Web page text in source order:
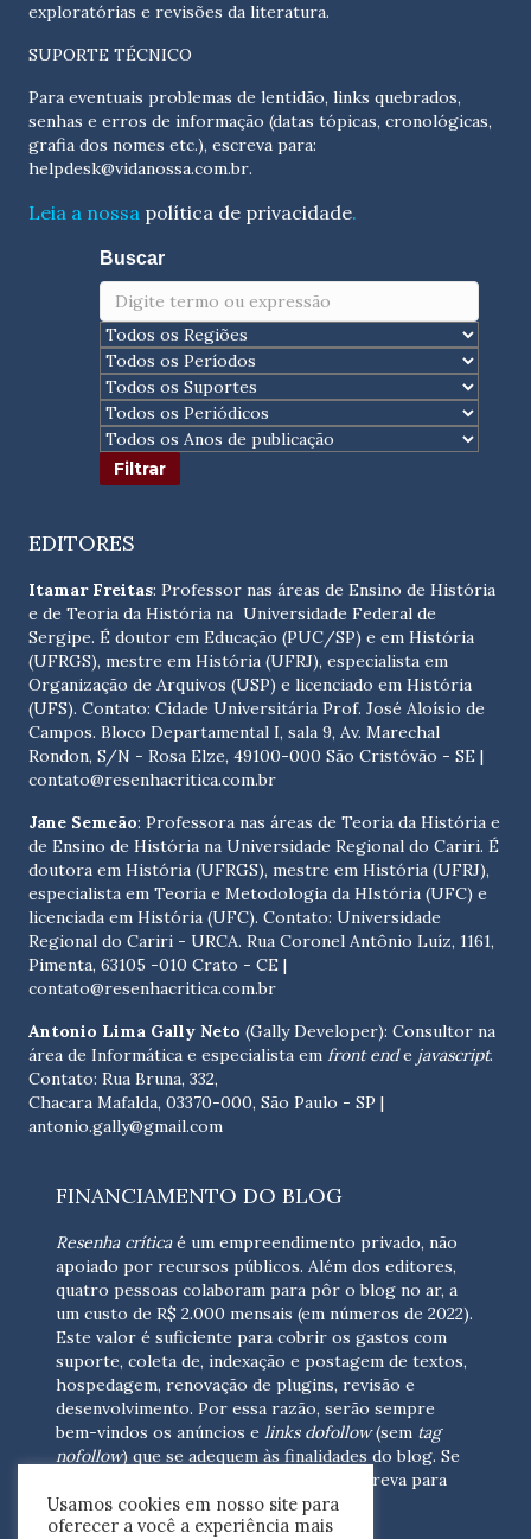
exploratórias e revisões da literatura.
SUPORTE TÉCNICO
Para eventuais problemas de lentidão, links quebrados,
senhas e erros de informação (datas tópicas, cronológicas,
helpdesk@vidanossa.com.br.
Leia a nossa política de privacidade.
Buscar
EDITORES
Itamar Freitas: Professor nas áreas de Ensino de História
e de Teoria da História na Universidade Federal de
Sergipe. É doutor em Educação (PUC/SP) e em História
(UFRGS), mestre em História (UFRJ), especialista em
Organização de Arquivos (USP) e licenciado em História
(UFS). Contato: Cidade Universitária Prof. José Aloísio de
Campos. Bloco Departamental I, sala 9, Av. Marechal
Rondon, S/N - Rosa Elze, 49100-000 São Cristóvão - SE |
contato@resenhacritica.com.br
Jane Semeão: Professora nas áreas de Teoria da História e
de Ensino de História na Universidade Regional do Cariri. É
doutora em História (UFRGS), mestre em História (UFRJ),
especialista em Teoria e Metodologia da HIstória (UFC) e
licenciada em História (UFC). Contato: Universidade
Regional do Cariri - URCA. Rua Coronel Antônio Luíz, 1161,
Pimenta, 63105 -010 Crato - CE |
contato@resenhacritica.com.br
Antonio Lima Gally Neto (Gally Developer): Consultor na
área de Informática e especialista em front ende javascript.
Contato: Rua Bruna, 332,
Chacara Mafalda, 03370-000, São Paulo - SP |
antonio.gally@gmail.com
FINANCIAMENTO DO BLOG
Resenha críticaé um empreendimento privado, não
apoiado por recursos públicos. Além dos editores,
quatro pessoas colaboram para pôr o blog no ar, a
um custo de R$ 2.000 mensais (em números de 2022).
Este valor é suficiente para cobrir os gastos com
suporte, coleta de, indexação e postagem de textos,
hospedagem, renovação de plugins, revisão e
desenvolvimento. Por essa razão, serão sempre
bem-vindos os anúncios e links dofollow(sem tag
nofollow) que se adequem às finalidades do blog. Se
escreva para
nós(contato@resenhacritica.com.br)
Usamos cookies em nosso site para
oferecer a você a experiência mais